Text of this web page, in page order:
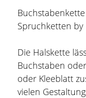
Spruchketten by
Die Halskette
Buchstaben
oder Kleeblatt
vielen